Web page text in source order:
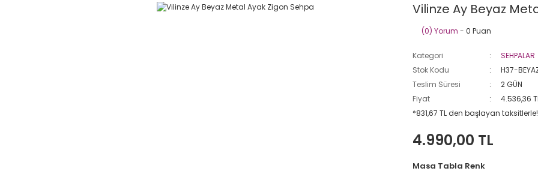
Vilinze Ay Beyaz
(0) Yorum - 0 Puan
Kategori
SEHPALAR
Stok Kodu
H37-
Teslim Süresi
2 GÜN
Fiyat
4.536,36
*831,67 TL den başlayan taksitlerle!
4.990,00 TL
Masa Tabla Renk